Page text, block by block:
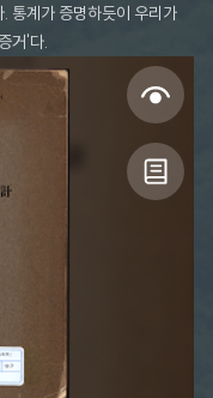
계가 증명하듯이 우리가
거'다.